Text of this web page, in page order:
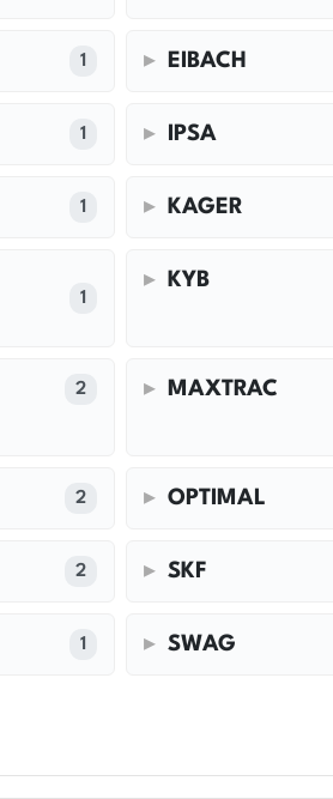
1 EIBACH
1 IPSA
1 KAGER
1
KYB
2 MAXTRAC
2 OPTIMAL
2 SKF
1 SWAG